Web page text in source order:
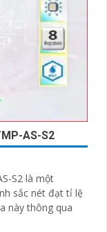
AS-S2
S2 là một
sắc nét đạt tỉ lệ